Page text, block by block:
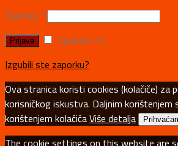
Zaporka *
Zapamti me
Izgubili ste zaporku?
Ova stranica koristi cookies (kolačiče) za
korisničkog iskustva. Daljnim
korištenjem kolačićaViše detalja
The cookie settings on this website are